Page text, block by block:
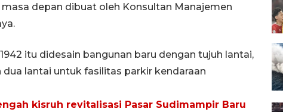
depan dibuat oleh Konsultan Manajemen
itu didesain bangunan baru dengan tujuh lantai,
lantai untuk fasilitas parkir kendaraan
kisruh revitalisasi Pasar Sudimampir Baru